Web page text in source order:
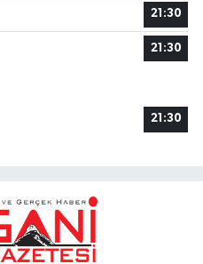
21:30
21:30
21:30